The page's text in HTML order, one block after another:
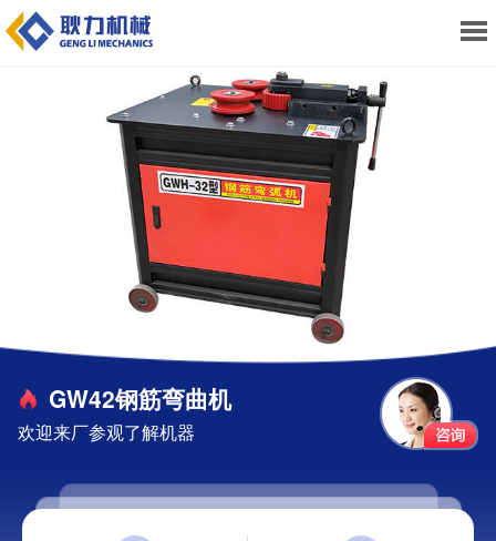
GW42钢筋弯曲机
欢迎来厂参观了解机器